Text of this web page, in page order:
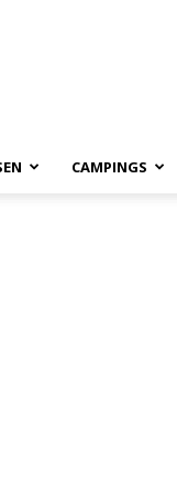
CAMPINGS